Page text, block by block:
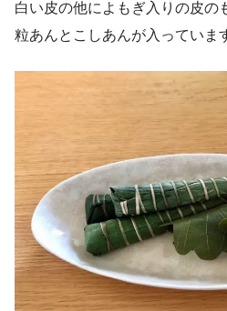
白い皮の他によもぎ入りの皮の
粒あんとこしあんが入っていま